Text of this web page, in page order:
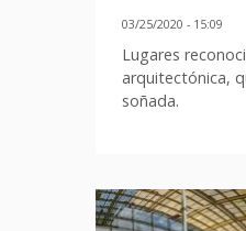
03/25/2020 - 15:09
Lugares
arquitectónica,
soñada.